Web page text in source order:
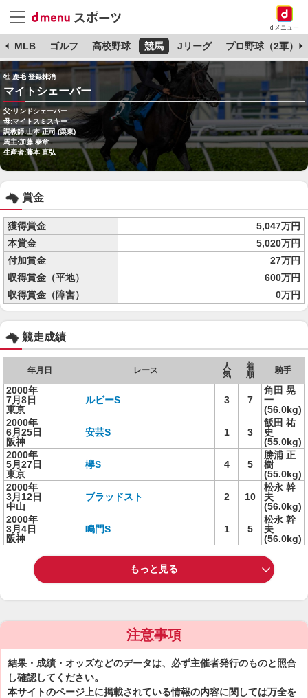
dメニュー
MLB ゴルフ 高校野球 競馬 Jリーグ プロ野球（2軍）
牡 鹿毛 登録抹消
マイトシェーバー
父:リンドシェーバー
母:マイトスミスキー
調教師:山本 正司 (栗東)
馬主:加藤 泰章
生産者:藤本 直弘
賞金
獲得賞金
5,047万円
本賞金
5,020万円
付加賞金
27万円
収得賞金（平地）
600万円
収得賞金（障害）
0万円
競走成績
年月日 レース
人
気
着
順
騎手
2000年
7月8日
東京
ルビーS 3 7
角田 晃
一
(56.0kg)
2000年
6月25日
阪神
安芸S 1 3
飯田 祐
史
(55.0kg)
2000年
5月27日
東京
欅S 4 5
勝浦 正
樹
(55.0kg)
2000年
3月12日
中山
ブラッドスト 2 10
松永 幹
夫
(56.0kg)
2000年
3月4日
阪神
鳴門S 1 5
松永 幹
夫
(56.0kg)
もっと見る
注意事項
結果・成績・オッズなどのデータは、必ず主催者発行のものと照合
し確認してください。
本サイトのページ上に掲載されている情報の内容に関しては万全を